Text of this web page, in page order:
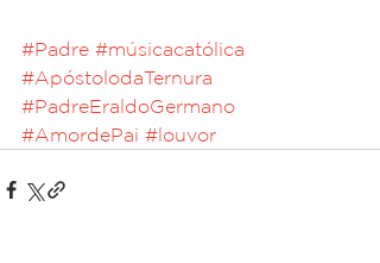
#Padre #músicacatólica
#ApóstolodaTernura
#PadreEraldoGermano
#AmordePai #louvor